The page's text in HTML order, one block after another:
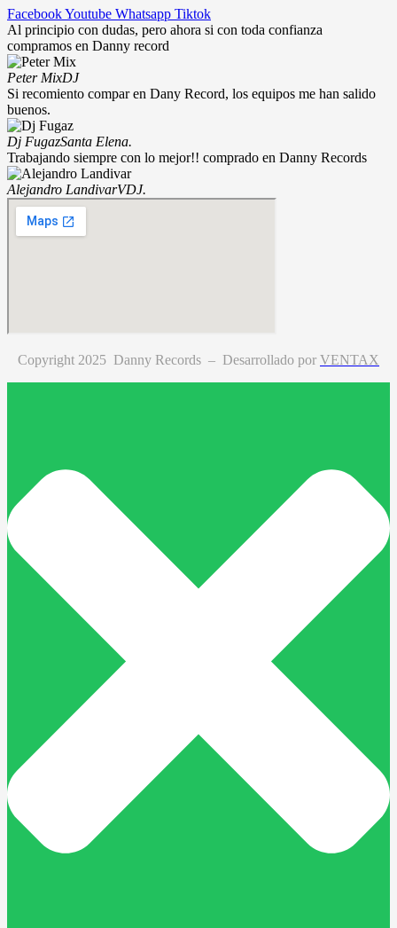
FacebookYoutube Whatsapp Tiktok
Al principio con dudas, pero ahora si con toda confianza
compramos en Danny record
Peter MixDJ
Si recomiento compar en Dany Record, los equipos me han salido
buenos.
Dj FugazSanta Elena.
Trabajando siempre con lo mejor!! comprado en Danny Records
Alejandro LandivarVDJ.
Copyright 2025 Danny Records – Desarrollado por VENTAX